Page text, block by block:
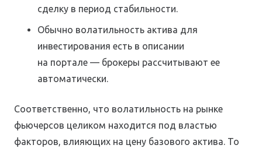
сделку в период стабильности.
Обычно волатильность актива для
инвестирования есть в описании
на портале — брокеры рассчитывают ее
автоматически.
Соответственно, что волатильность на рынке
фьючерсов целиком находится под властью
факторов, влияющих на цену базового актива. То